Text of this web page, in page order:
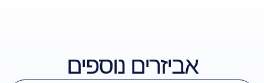
אביזרים נוספים
ראה אביזר